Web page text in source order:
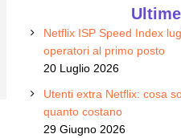
Netflix ISP Speed Index
operatori al primo posto
20 Luglio 2026
Utenti extra Netflix: cosa
quanto costano
29 Giugno 2026